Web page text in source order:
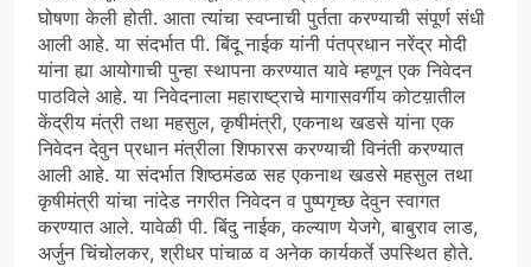
घोषणा केली होती. आता त्यांचा स्वप्नाची पुर्तता करण्याची संपूर्ण संधी
आली आहे. या संदर्भात पी. बिंदू नाईक यांनी पंतप्रधान नरेंद्र मोदी
यांना ह्या आयोगाची पुन्हा स्थापना करण्यात यावे म्हणून एक निवेदन
पाठविले आहे. या निवेदनाला महाराष्ट्राचे मागासवर्गीय कोटय़ातील
केंद्रीय मंत्री तथा महसुल, कृषीमंत्री, एकनाथ खडसे यांना एक
निवेदन देवुन प्रधान मंत्रीला शिफारस करण्याची विनंती करण्यात
आली आहे. या संदर्भात शिष्ठमंडळ सह एकनाथ खडसे महसुल तथा
कृषीमंत्री यांचा नांदेड नगरीत निवेदन व पुष्पगृच्छ देवुन स्वागत
करण्यात आले. यावेळी पी. बिंदु नाईक, कल्याण येजगे, बाबुराव लाड,
अर्जुन चिंचोलकर, श्रीधर पांचाळ व अनेक कार्यकर्ते उपस्थित होते.